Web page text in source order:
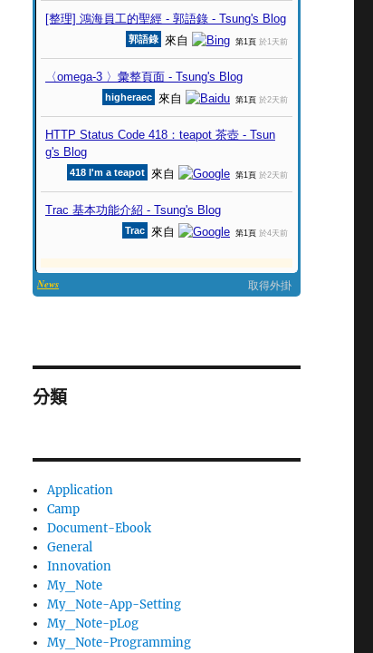
分類
Application
Camp
Document-Ebook
General
Innovation
My_Note
My_Note-App-Setting
My_Note-pLog
My_Note-Programming